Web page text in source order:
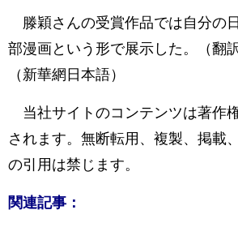
滕穎さんの受賞作品では自分の
部漫画という形で展示した。（翻
（新華網日本語）
当社サイトのコンテンツは著作
されます。無断転用、複製、掲載
の引用は禁じます。
関連記事：